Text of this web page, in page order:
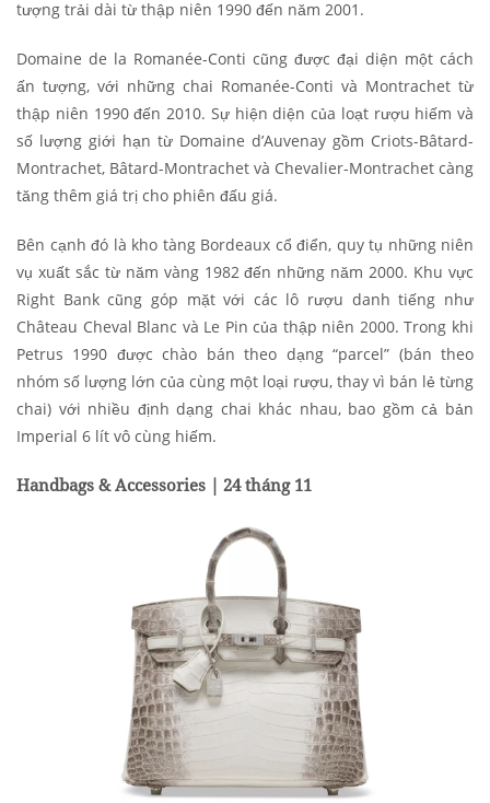
tượng trải dài từ thập niên 1990 đến năm 2001.
Domaine de la Romanée-Conti cũng được đại diện một cách
ấn tượng, với những chai Romanée-Conti và Montrachet từ
thập niên 1990 đến 2010. Sự hiện diện của loạt rượu hiếm và
số lượng giới hạn từ Domaine d’Auvenay gồm Criots-Bâtard-
Montrachet, Bâtard-Montrachet và Chevalier-Montrachet càng
tăng thêm giá trị cho phiên đấu giá.
Bên cạnh đó là kho tàng Bordeaux cổ điển, quy tụ những niên
vụ xuất sắc từ năm vàng 1982 đến những năm 2000. Khu vực
Right Bank cũng góp mặt với các lô rượu danh tiếng như
Château Cheval Blanc và Le Pin của thập niên 2000. Trong khi
Petrus 1990 được chào bán theo dạng “parcel” (bán theo
nhóm số lượng lớn của cùng một loại rượu, thay vì bán lẻ từng
chai) với nhiều định dạng chai khác nhau, bao gồm cả bản
Imperial 6 lít vô cùng hiếm.
Handbags & Accessories | 24 tháng 11